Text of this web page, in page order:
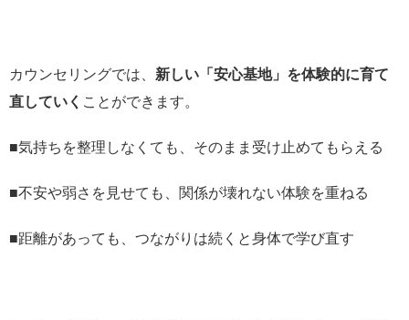
カウンセリングでは、 新しい「安心基地」を体験的に育て
直していく ことができます。
■気持ちを整理しなくても、そのまま受け止めてもらえる
■不安や弱さを見せても、関係が壊れない体験を重ねる
■距離があっても、つながりは続くと身体で学び直す